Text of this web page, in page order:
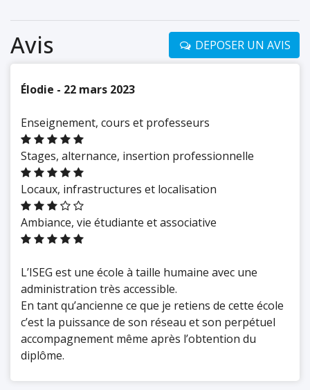
Avis DEPOSER UN AVIS
Élodie - 22 mars 2023
Enseignement, cours et professeurs
Stages, alternance, insertion professionnelle
Locaux, infrastructures et localisation
Ambiance, vie étudiante et associative
L’ISEG est une école à taille humaine avec une
administration très accessible.
En tant qu’ancienne ce que je retiens de cette école
c’est la puissance de son réseau et son perpétuel
accompagnement même après l’obtention du
diplôme.